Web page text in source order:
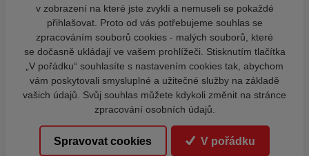
v zobrazení na které jste zvyklí a nemuseli se pokaždé
přihlašovat. Proto od vás potřebujeme souhlas se
zpracováním souborů cookies - malých souborů, které
se dočasně ukládají ve vašem prohlížeči. Stisknutím tlačítka
„V pořádku“ souhlasíte s nastavením cookies tak, abychom
vám poskytovali smysluplné a užitečné služby na základě
vašich údajů. Svůj souhlas můžete kdykoli změnit na stránce
zpracování osobních údajů.
Spravovat cookies V pořádku